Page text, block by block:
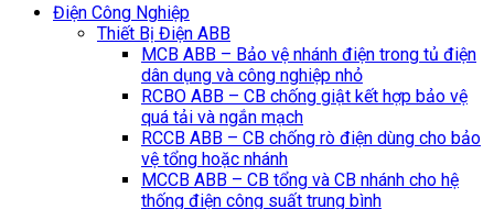
Điện Công Nghiệp
Thiết Bị Điện ABB
MCB ABB – Bảo vệ nhánh điện trong tủ điện
dân dụng và công nghiệp nhỏ
RCBO ABB – CB chống giật kết hợp bảo vệ
quá tải và ngắn mạch
RCCB ABB – CB chống rò điện dùng cho bảo
vệ tổng hoặc nhánh
MCCB ABB – CB tổng và CB nhánh cho hệ
thống điện công suất trung bình